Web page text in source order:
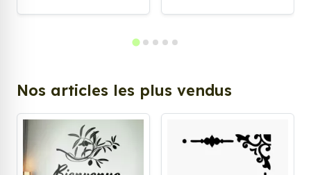
Nos articles les plus vendus